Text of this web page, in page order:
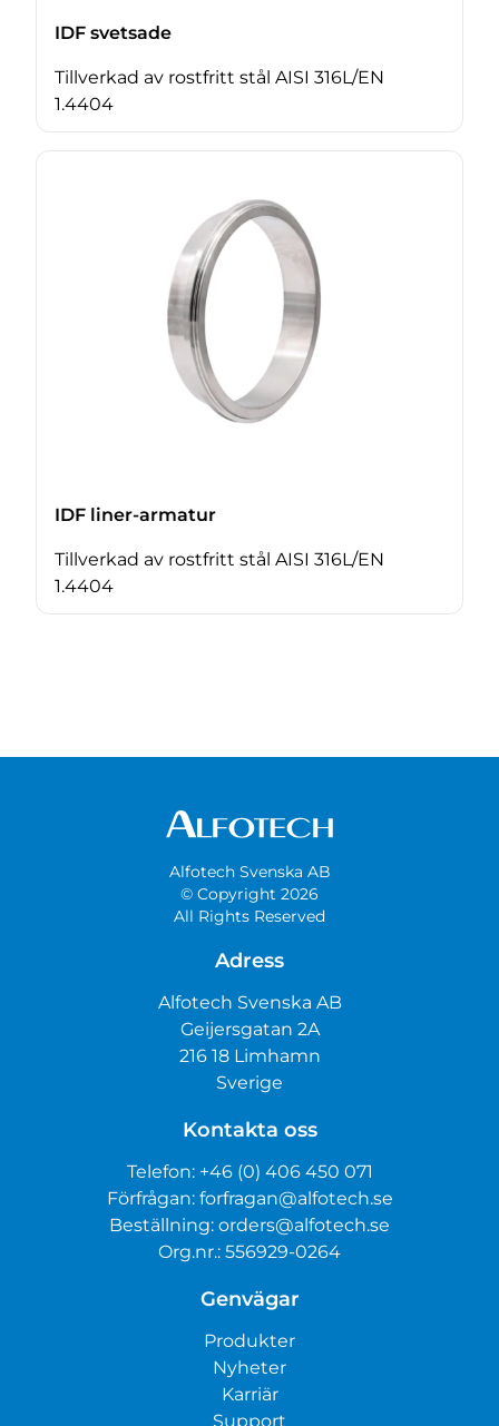
IDF svetsade
Tillverkad av rostfritt stål AISI 316L/EN
1.4404
IDF liner-armatur
Tillverkad av rostfritt stål AISI 316L/EN
1.4404
Alfotech Svenska AB
© Copyright 2026
All Rights Reserved
Adress
Alfotech Svenska AB
Geijersgatan 2A
216 18 Limhamn
Sverige
Kontakta oss
Telefon: +46 (0) 406 450 071
Förfrågan: forfragan@alfotech.se
Beställning: orders@alfotech.se
Org.nr.: 556929-0264
Genvägar
Produkter
Nyheter
Karriär
Support